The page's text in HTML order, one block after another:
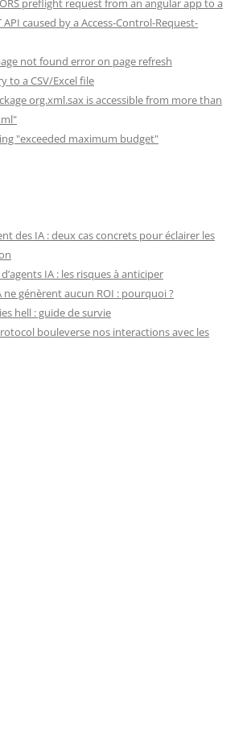
preflight request from an angular app to a
API caused by a Access-Control-Request-
not found error on page refresh
to a CSV/Excel file
org.xml.sax is accessible from more than
"exceeded maximum budget"
des IA : deux cas concrets pour éclairer les
IA : les risques à anticiper
ne génèrent aucun ROI : pourquoi ?
hell : guide de survie
bouleverse nos interactions avec les